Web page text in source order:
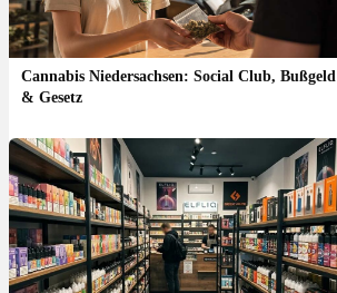
Cannabis Niedersachsen: Social Club, Bußgeld
& Gesetz